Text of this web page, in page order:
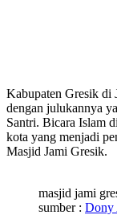
Kabupaten Gresik di
dengan julukannya
Santri. Bicara Islam
kota yang menjadi
Masjid Jami Gresik.
masjid jami
sumber : Dony